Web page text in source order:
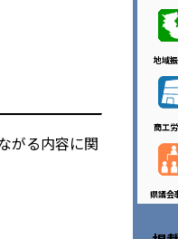
がる内容に関
地域
商工
県議会